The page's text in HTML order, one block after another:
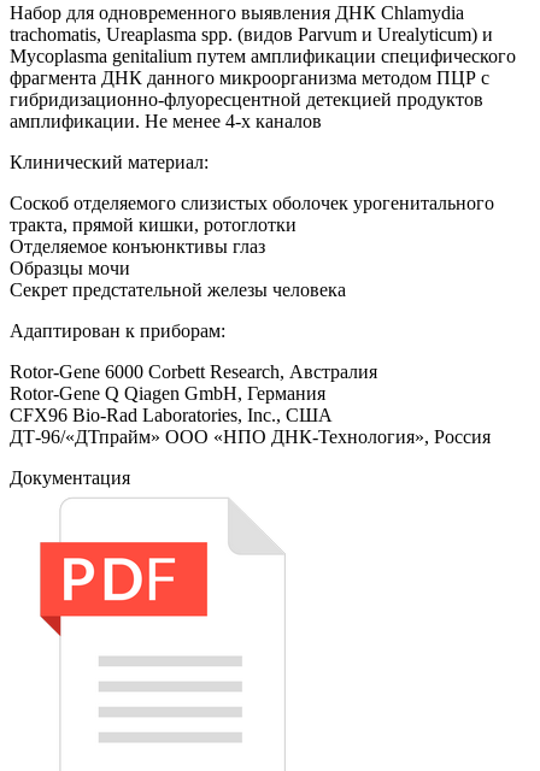
Набор для одновременного выявления ДНК Chlamydia
trachomatis, Ureaplasma spp. (видов Parvum и Urealyticum) и
Mycoplasma genitalium путем амплификации специфического
фрагмента ДНК данного микроорганизма методом ПЦР с
гибридизационно-флуоресцентной детекцией продуктов
амплификации. Не менее 4-х каналов
Клинический материал:
Соскоб отделяемого слизистых оболочек урогенитального
тракта, прямой кишки, ротоглотки
Отделяемое конъюнктивы глаз
Образцы мочи
Секрет предстательной железы человека
Адаптирован к приборам:
Rotor-Gene 6000 Corbett Research, Австралия
Rotor-Gene Q Qiagen GmbH, Германия
CFX96 Bio-Rad Laboratories, Inc., США
ДТ-96/«ДТпрайм» ООО «НПО ДНК-Технология», Россия
Документация